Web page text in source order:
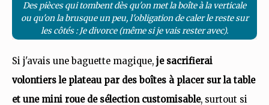
Des pièces qui tombent dès qu'on met la boîte à la verticale
ou qu'on la brusque un peu, l'obligation de caler le reste sur
les côtés : Je divorce (même si je vais rester avec).
Si j'avais une baguette magique, je sacrifierai
volontiers le plateau par des boîtes à placer sur la table
et une mini roue de sélection customisable, surtout si